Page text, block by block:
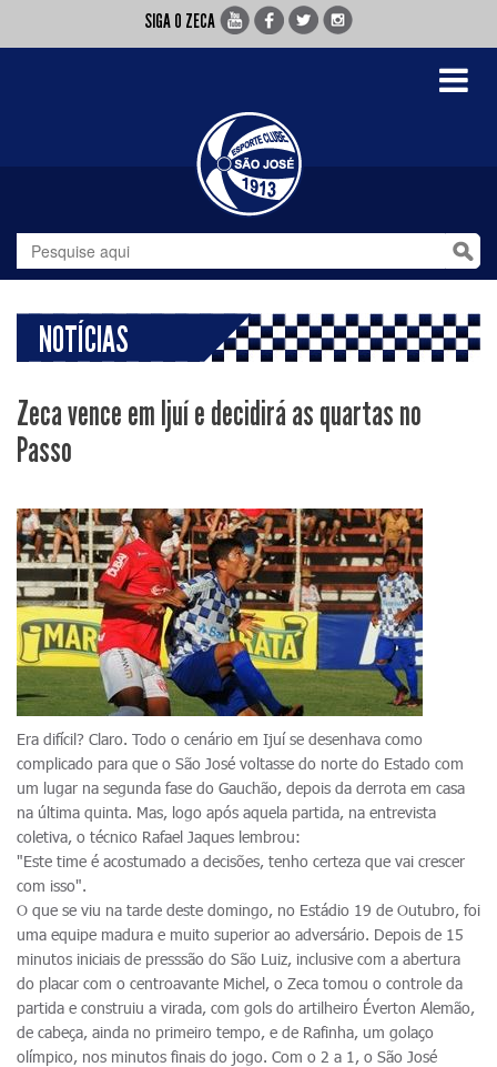
SIGA O ZECA
Toggle
NOTÍCIAS
Zeca vence em Ijuí e decidirá as quartas no
Passo
Era difícil? Claro. Todo o cenário em Ijuí se desenhava como
complicado para que o São José voltasse do norte do Estado com
um lugar na segunda fase do Gauchão, depois da derrota em casa
na última quinta. Mas, logo após aquela partida, na entrevista
coletiva, o técnico Rafael Jaques lembrou:
"Este time é acostumado a decisões, tenho certeza que vai crescer
com isso".
O que se viu na tarde deste domingo, no Estádio 19 de Outubro, foi
uma equipe madura e muito superior ao adversário. Depois de 15
minutos iniciais de presssão do São Luiz, inclusive com a abertura
do placar com o centroavante Michel, o Zeca tomou o controle da
partida e construiu a virada, com gols do artilheiro Éverton Alemão,
de cabeça, ainda no primeiro tempo, e de Rafinha, um golaço
olímpico, nos minutos finais do jogo. Com o 2 a 1, o São José